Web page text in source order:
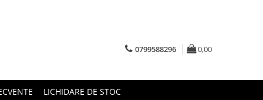
0799588296 0,00
LICHIDARE DE STOC